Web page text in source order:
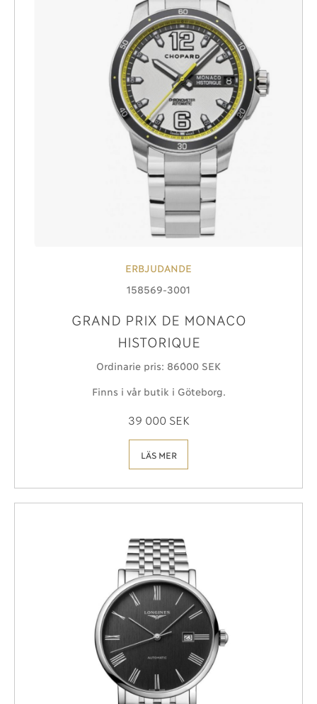
ERBJUDANDE
158569-3001
GRAND PRIX DE MONACO
HISTORIQUE
Ordinarie pris: 86´000 SEK
Finns i vår butik i Göteborg.
39 000 SEK
LÄS MER